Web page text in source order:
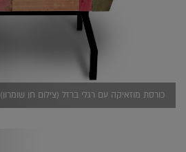
כורסת מוזאיקה עם רגלי ברזל (צילום חן שומרון)